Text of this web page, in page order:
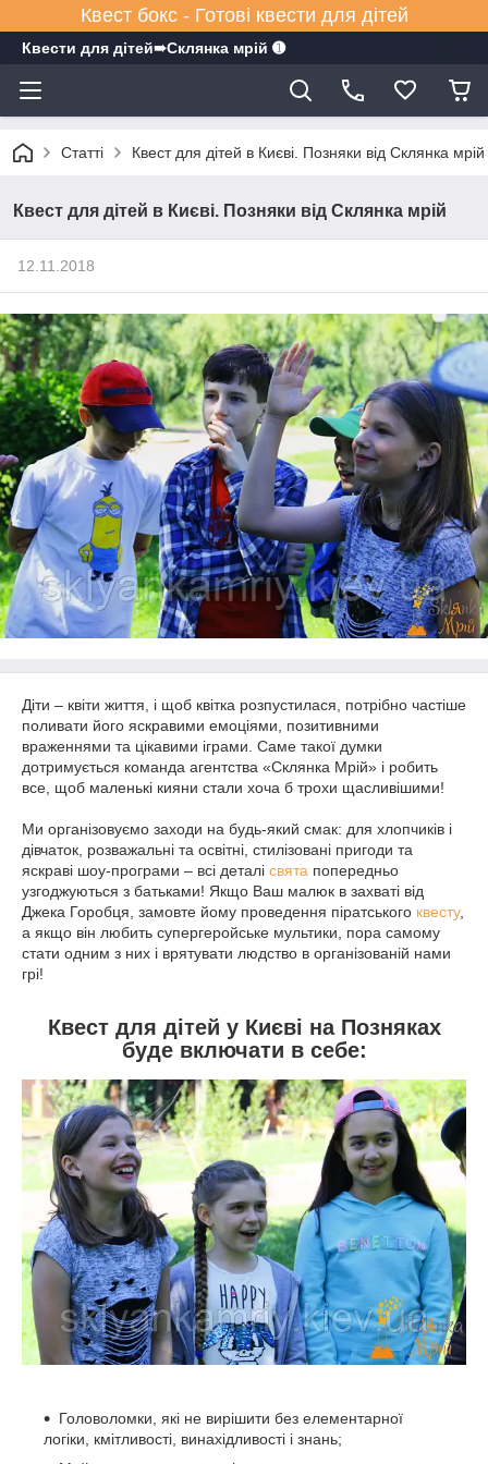
Квест бокс - Готові квести для дітей
Квести для дітей➠Склянка мрiй ➊
Статті Квест для дітей в Києві. Позняки від Склянка мрій
Квест для дітей в Києві. Позняки від Склянка мрій
12.11.2018
Діти – квіти життя, і щоб квітка розпустилася, потрібно частіше
поливати його яскравими емоціями, позитивними
враженнями та цікавими іграми. Саме такої думки
дотримується команда агентства «Склянка Мрій» і робить
все, щоб маленькі кияни стали хоча б трохи щасливішими!
Ми організовуємо заходи на будь-який смак: для хлопчиків і
дівчаток, розважальні та освітні, стилізовані пригоди та
яскраві шоу-програми – всі деталі свята попередньо
узгоджуються з батьками! Якщо Ваш малюк в захваті від
Джека Горобця, замовте йому проведення піратського квесту,
а якщо він любить супергеройське мультики, пора самому
стати одним з них і врятувати людство в організованій нами
грі!
Квест для дітей у Києві на Позняках
буде включати в себе:
Головоломки, які не вирішити без елементарної
логіки, кмітливості, винахідливості і знань;